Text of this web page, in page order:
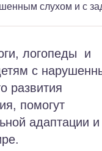
слухом и с
логопеды и
с
развития
помогут
адаптации и